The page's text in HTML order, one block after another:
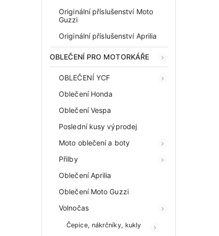
Originální příslušenství Moto
Guzzi
Originální příslušenství Aprilia
OBLEČENÍ PRO MOTORKÁŘE
OBLEČENÍ YCF
Oblečení Honda
Oblečení Vespa
Poslední kusy výprodej
Moto oblečení a boty
Přilby
Oblečení Aprilia
Oblečení Moto Guzzi
Volnočas
Čepice, nákrčníky, kukly